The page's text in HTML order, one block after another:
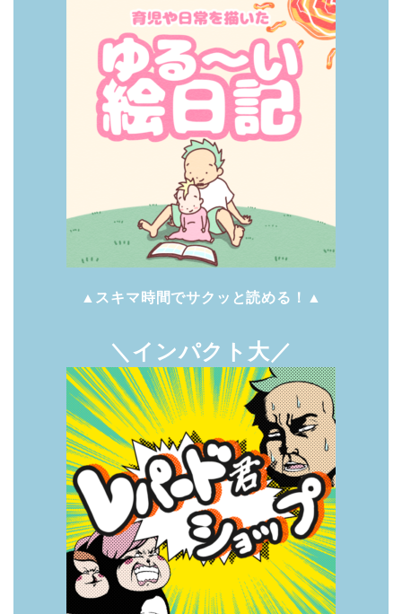
▲スキマ時間でサクッと読める！▲
＼インパクト大／